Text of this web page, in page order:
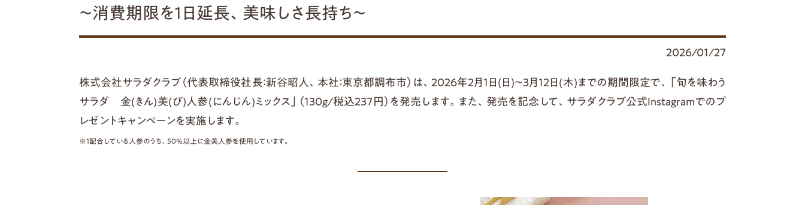
～消費期限を1日延長、美味しさ長持ち～
2026/01/27
株式会社サラダクラブ（代表取締役社長：新谷昭人、本社：東京都調布市）は、2026年2月1日(日)～3月12日(木)までの期間限定で、「旬を味わう
サラダ 金(きん)美(び)人参(にんじん)ミックス」（130g/税込237円）を発売します。また、発売を記念して、サラダクラブ公式Instagramでのプ
レゼントキャンペーンを実施します。
※1配合している人参のうち、50%以上に金美人参を使用しています。